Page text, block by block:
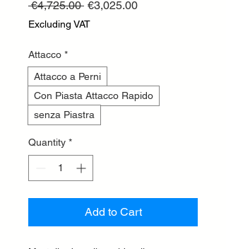
€4,725.00 Regular
Price
€3,025.00Sale
Excluding VAT
Attacco *
Attacco a Perni
Con Piasta Attacco Rapido
senza Piastra
Quantity *
Add to Cart